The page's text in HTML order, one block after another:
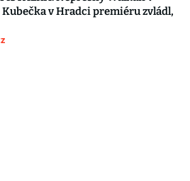
Kubečka v Hradci premiéru zvládl,